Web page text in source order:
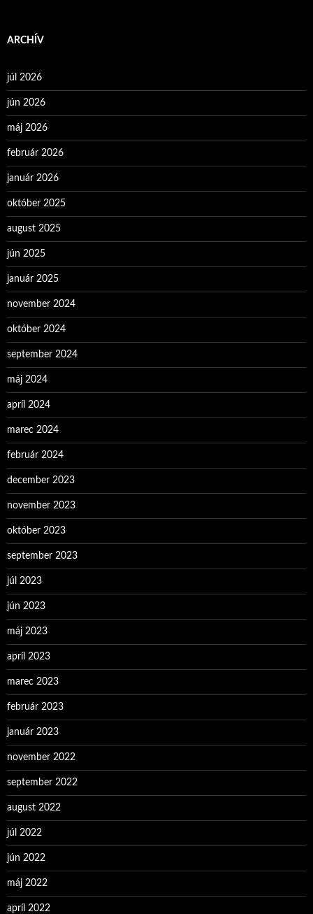
ARCHÍV
júl 2026
jún 2026
máj 2026
február 2026
január 2026
október 2025
august 2025
jún 2025
január 2025
november 2024
október 2024
september 2024
máj 2024
apríl 2024
marec 2024
február 2024
december 2023
november 2023
október 2023
september 2023
júl 2023
jún 2023
máj 2023
apríl 2023
marec 2023
február 2023
január 2023
november 2022
september 2022
august 2022
júl 2022
jún 2022
máj 2022
apríl 2022